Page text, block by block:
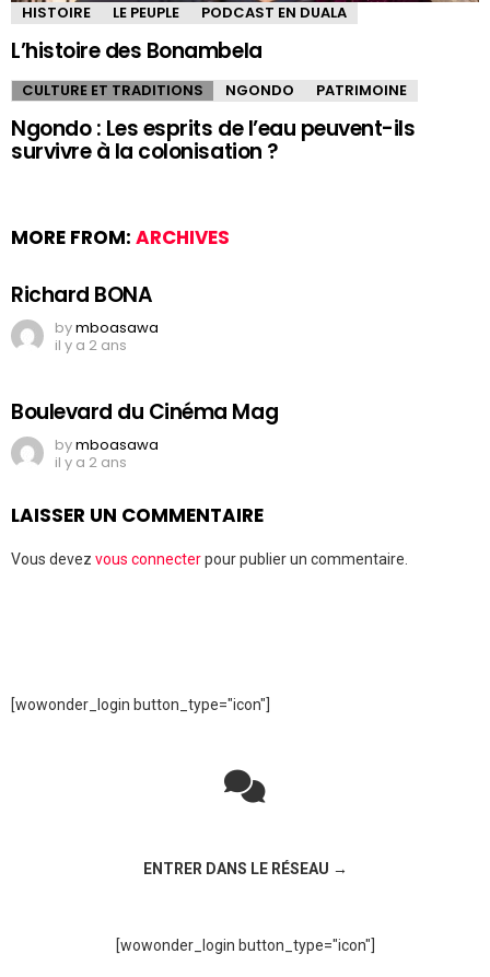
HISTOIRE LE PEUPLE PODCAST EN DUALA
L’histoire des Bonambela
CULTURE ET TRADITIONS NGONDO PATRIMOINE
Ngondo : Les esprits de l’eau peuvent-ils
survivre à la colonisation ?
MORE FROM: ARCHIVES
Richard BONA
bymboasawa
il y a 2 ans
Boulevard du Cinéma Mag
bymboasawa
il y a 2 ans
LAISSER UN COMMENTAIRE
Vous devez vous connecterpour publier un commentaire.
[wowonder_login button_type="icon"]
ENTRER DANS LE RÉSEAU →
[wowonder_login button_type="icon"]